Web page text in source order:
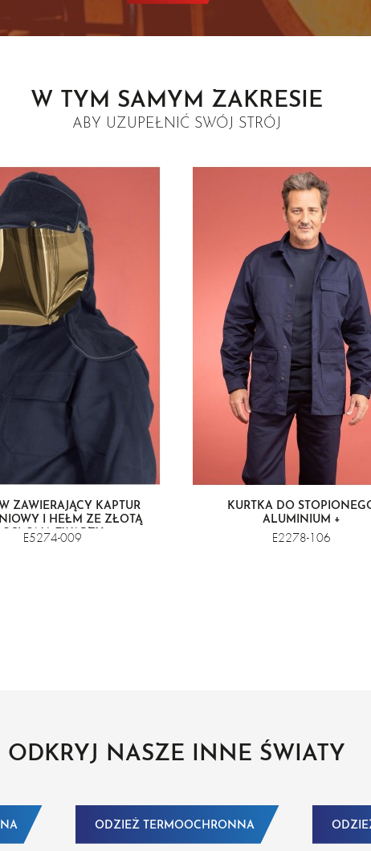
W TYM SAMYM ZAKRESIE
ABY UZUPEŁNIĆ SWÓJ STRÓJ
ZAWIERAJĄCY KAPTUR
I HEŁM ZE ZŁOTĄ
OSŁONĄ TWARZY
E5274-009
KURTKA DO
ALUMINIUM +
E2278-106
ODKRYJ NASZE INNE ŚWIATY
ODZIEŻ TERMOOCHRONNA